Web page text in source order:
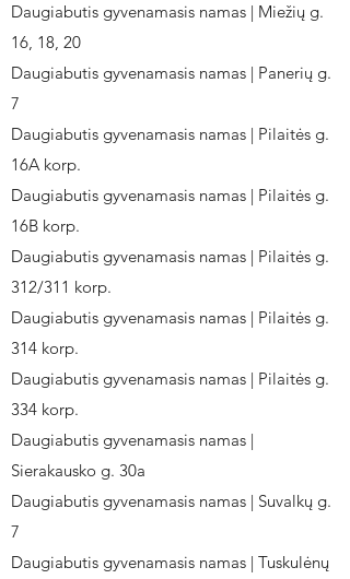
Daugiabutis gyvenamasis namas | Miežių g.
16, 18, 20
Daugiabutis gyvenamasis namas | Panerių g.
7
Daugiabutis gyvenamasis namas | Pilaitės g.
16A korp.
Daugiabutis gyvenamasis namas | Pilaitės g.
16B korp.
Daugiabutis gyvenamasis namas | Pilaitės g.
312/311 korp.
Daugiabutis gyvenamasis namas | Pilaitės g.
314 korp.
Daugiabutis gyvenamasis namas | Pilaitės g.
334 korp.
Daugiabutis gyvenamasis namas |
Sierakausko g. 30a
Daugiabutis gyvenamasis namas | Suvalkų g.
7
Daugiabutis gyvenamasis namas | Tuskulėnų